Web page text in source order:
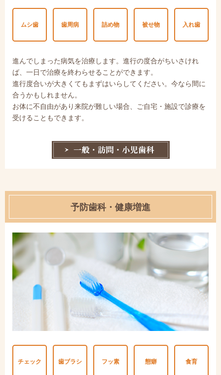
ムシ歯 歯周病 詰め物 被せ物 入れ歯
進んでしまった病気を治療します。進行の度合がちいさけれ
ば、一日で治療を終わらせることができます。
進行度合いが大きくてもまずはいらしてください。今なら間に
合うかもしれません。
お体に不自由があり来院が難しい場合、ご自宅・施設で診療を
受けることもできます。
予防歯科・健康増進
チェック 歯ブラシ フッ素 態癖 食育